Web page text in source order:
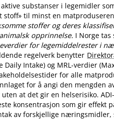
substanser i legemidler
stoff» til minst en
stoffer og deres
opprinnelse. I Norge
for legemiddelrester i
regelverk benytter
Daily Intake) og MRL-verdier
for alle
for å angi den mengden
at det gir en helserisiko.
konsentrasjon som gir effekt
av forskjellige